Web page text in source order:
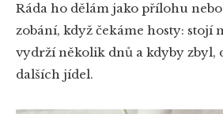
Ráda ho dělám jako přílohu nebo
zobání, když čekáme hosty: stojí
vydrží několik dnů a kdyby zbyl,
dalších jídel.